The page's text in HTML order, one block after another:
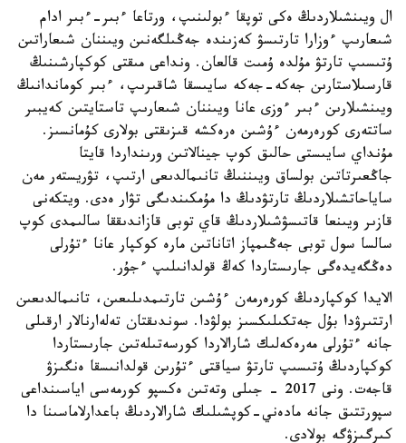
ال ويىنشىلاردىڭ ەكى توپقا ءبولىنىپ، ورتاعا ءبىر-ءبىر ادام
شىعارىپ ءوزارا تارتىسۋ كەزىندە جەڭىلگەنىن ويىننان شىعاراتىن
ۇتىسىپ تارتۋ مۇلدە ۇمىت قالعان. ونداعى مىقتى كوكپارشىنىڭ
قارسىلاستارىن جەكە-جەكە سايىسقا شاقىرىپ، ءبىر كوماندانىڭ
ويىنشىلارىن ءبىر ءوزى عانا ويىننان شىعارىپ تاستايتىن كەيبىر
ساتتەرى كورەرمەن ءۇشىن ەرەكشە قىزىقتى بولارى كۇمانسىز.
مۇنداي سايىستى حالىق كوپ جينالاتىن ورىنداردا قايتا
جاڭعىرتاتىن بولساق ويىننىڭ تانىمالدىعى ارتىپ، تۋريستەر مەن
ساياحاتشىلاردىڭ تارتۋدىڭ دا مۇمكىندىگى تۋار ەدى. ويتكەنى
قازىر ويىنعا قاتىسۋشىلاردىڭ قاي توبى قازاندىققا سالىمدى كوپ
سالسا سول توبى جەڭىمپاز اتاناتىن مارە كوكپار عانا ءتۇرلى
دەڭگەيدەگى جارىستاردا كەڭ قولدانىلىپ ءجۇر.
الايدا كوكپاردىڭ كورەرمەن ءۇشىن تارتىمدىلىعىن، تانىمالدىعىن
ارتتىرۋدا بۇل جەتكىلىكسىز بولۋدا. سوندىقتان تەلەارنالار ارقىلى
جانە ءتۇرلى مەرەكەلىك شارالاردا كورسەتىلەتىن جارىستاردا
كوكپاردىڭ ۇتىسىپ تارتۋ سياقتى ءتۇرىن قولدانىسقا ەنگىزۋ
قاجەت. ونى 2017 - جىلى وتەتىن ەكسپو كورمەسى اياسىنداعى
سپورتتىق جانە مادەني-كوپشىلىك شارالاردىڭ باعدارلاماسىنا دا
كىرگىزۋگە بولادى.